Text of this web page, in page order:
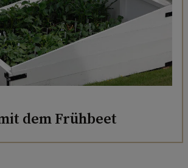
dem Frühbeet